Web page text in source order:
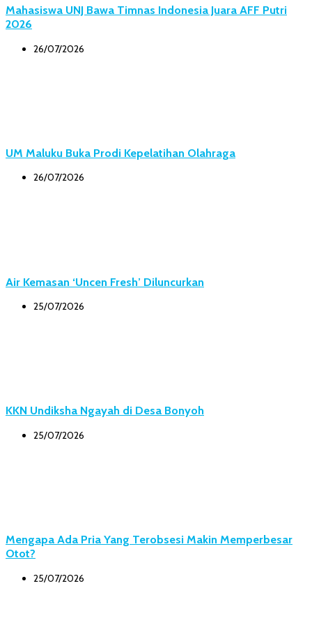
Mahasiswa UNJ Bawa Timnas Indonesia Juara AFF Putri
2026
26/07/2026
UM Maluku Buka Prodi Kepelatihan Olahraga
26/07/2026
Air Kemasan ‘Uncen Fresh’ Diluncurkan
25/07/2026
KKN Undiksha Ngayah di Desa Bonyoh
25/07/2026
Mengapa Ada Pria Yang Terobsesi Makin Memperbesar
Otot?
25/07/2026